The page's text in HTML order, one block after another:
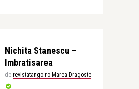
Nichita Stanescu –
Imbratisarea
de revistatango.ro Marea Dragoste